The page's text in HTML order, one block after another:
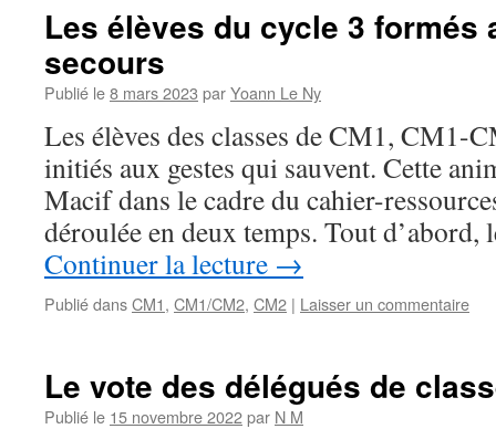
Les élèves du cycle 3 formés
secours
Publié le8 mars 2023 parYoann Le Ny
Les élèves des classes de CM1, CM1-
initiés aux gestes qui sauvent. Cette
Macif dans le cadre du cahier-
déroulée en deux temps. Tout d’abord,
Continuer la lecture →
Publié dansCM1, CM1/CM2, CM2 | Laisser un commentaire
Le vote des délégués de
Publié le 15 novembre 2022par N M